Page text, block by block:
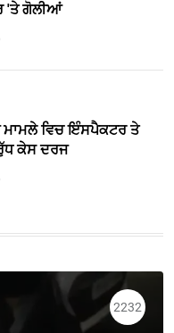
'ਤੇ ਗੋਲੀਆਂ
ਮਾਮਲੇ ਵਿਚ ਇੰਸਪੈਕਟਰ ਤੇ
ਕੇਸ ਦਰਜ
2232